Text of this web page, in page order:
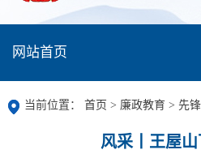
网站首页
当前位置： 首页 > 廉政教育 > 先
风采丨王屋